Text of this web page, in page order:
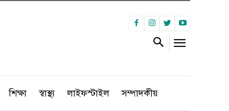
শিক্ষা স্বাস্থ্য লাইফস্টাইল সম্পাদকীয়